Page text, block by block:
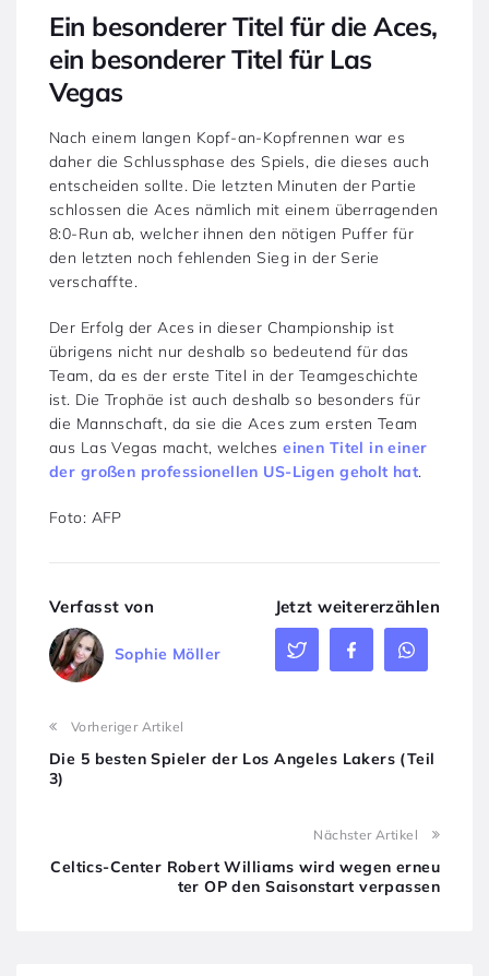
Ein besonderer Titel für die Aces,
ein besonderer Titel für Las
Vegas
Nach einem langen Kopf-an-Kopfrennen war es
daher die Schlussphase des Spiels, die dieses auch
entscheiden sollte. Die letzten Minuten der Partie
schlossen die Aces nämlich mit einem überragenden
8:0-Run ab, welcher ihnen den nötigen Puffer für
den letzten noch fehlenden Sieg in der Serie
verschaffte.
Der Erfolg der Aces in dieser Championship ist
übrigens nicht nur deshalb so bedeutend für das
Team, da es der erste Titel in der Teamgeschichte
ist. Die Trophäe ist auch deshalb so besonders für
die Mannschaft, da sie die Aces zum ersten Team
aus Las Vegas macht, welcheseinen Titel in einer
der großen professionellen US-Ligen geholt hat.
Foto: AFP
Verfasst von
Sophie Möller
Jetzt weitererzählen
Vorheriger Artikel
Die 5 besten Spieler der Los Angeles Lakers (Teil
3)
Nächster Artikel
Celtics-Center Robert Williams wird wegen erneu
ter OP den Saisonstart verpassen